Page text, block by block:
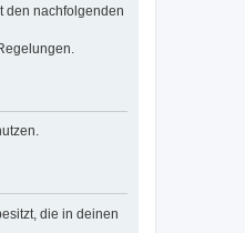
den nachfolgenden
die in deinen